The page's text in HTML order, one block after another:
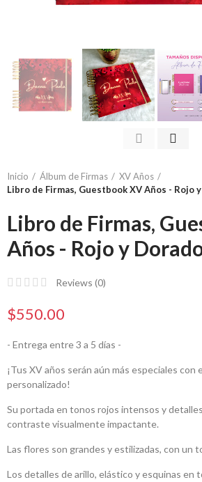
Inicio Álbum de Firmas
XV Años
Libro de Firmas, Guestbook XV Años - Rojo
Libro de Firmas,
Años - Rojo y
Reviews (0)
$550.00
- Entrega entre 3 a 5 días -
¡Tus XV años serán aún más especiales con
personalizado!
Su portada en tonos rojos intensos y
contraste visualmente impactante.
Las flores son grandes y estilizadas, con un
Los detalles de arillo, elástico y esquinas en